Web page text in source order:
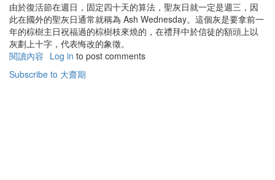
由於復活節在週日，固定四十天的算法，聖灰日就一定是週三，因
此在國外的聖灰日通常就稱為 Ash Wednesday。這個灰是要拿前一
年的棕樹主日祝福過的棕樹枝來燒的，在禮拜中於信徒的額頭上以
灰劃上十字，代表悔改的象徵。
閱讀內容 有
大
Log in to post comments
Subscribe to 大齋期